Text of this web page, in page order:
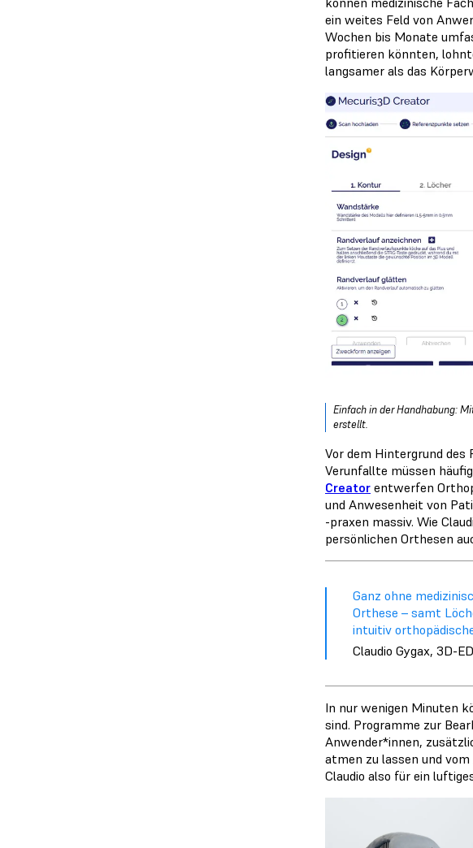
ein weites Feld von
Wochen bis Monate
profitieren könnten,
langsamer als das
Einfach in der Handhabung:
erstellt.
Vor dem Hintergrund des
Verunfallte müssen
Creator entwerfen
und Anwesenheit von
-praxen massiv. Wie
persönlichen Orthesen
Ganz ohne
Orthese – samt
intuitiv
Claudio Gygax, 3D-
In nur wenigen Minuten
sind. Programme zur
Anwender*innen,
atmen zu lassen und
Claudio also für ein